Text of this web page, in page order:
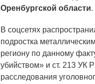
Оренбургской области.
В соцсетях
подростка
региону по данному
убийством» и ст. 213 УК
расследования